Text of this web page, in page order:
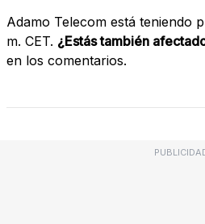
Adamo Telecom está teniendo
m. CET. ¿Estás también
en los comentarios.